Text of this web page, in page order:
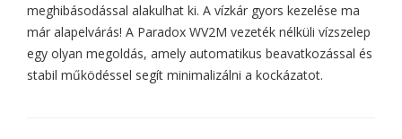
meghibásodással alakulhat ki. A vízkár gyors kezelése ma
már alapelvárás! A Paradox WV2M vezeték nélküli vízszelep
egy olyan megoldás, amely automatikus beavatkozással és
stabil működéssel segít minimalizálni a kockázatot.